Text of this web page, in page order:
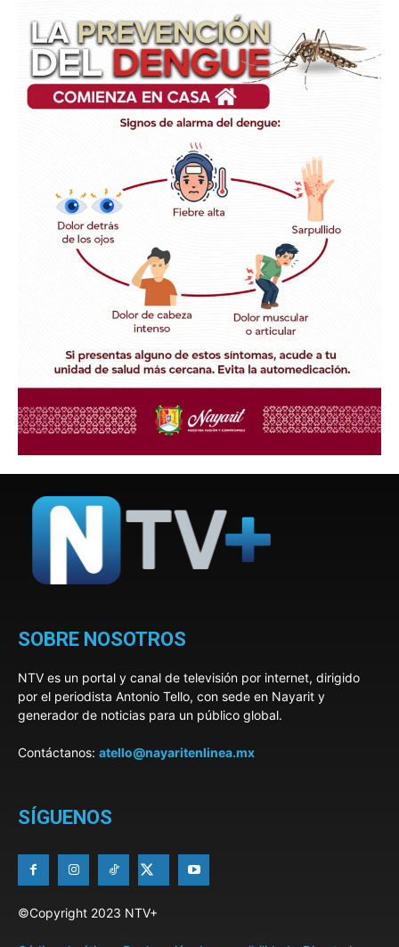
SOBRE NOSOTROS
NTV es un portal y canal de televisión por internet, dirigido
por el periodista Antonio Tello, con sede en Nayarit y
generador de noticias para un público global.
Contáctanos: atello@nayaritenlinea.mx
SÍGUENOS
©Copyright 2023 NTV+